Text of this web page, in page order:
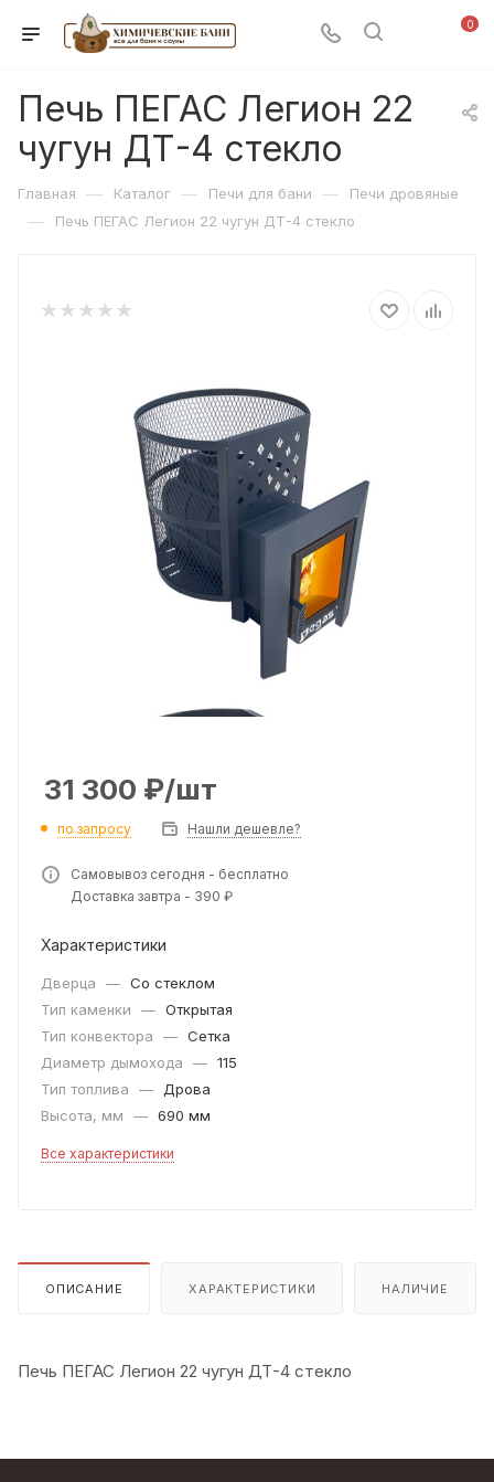
0
Печь ПЕГАС Легион 22
чугун ДТ-4 стекло
Главная — Каталог — Печи для бани — Печи дровяные
— Печь ПЕГАС Легион 22 чугун ДТ-4 стекло
31 300 ₽/шт
по запросу Нашли дешевле?
Самовывоз сегодня - бесплатно
Доставка завтра - 390 ₽
Характеристики
Дверца — Со стеклом
Тип каменки
— Открытая
Тип конвектора
— Сетка
Диаметр дымохода
— 115
Тип топлива
—
Дрова
Высота, мм
— 690 мм
Все характеристики
ОПИСАНИЕ ХАРАКТЕРИСТИКИ НАЛИЧИЕ
Печь ПЕГАС Легион 22 чугун ДТ-4 стекло